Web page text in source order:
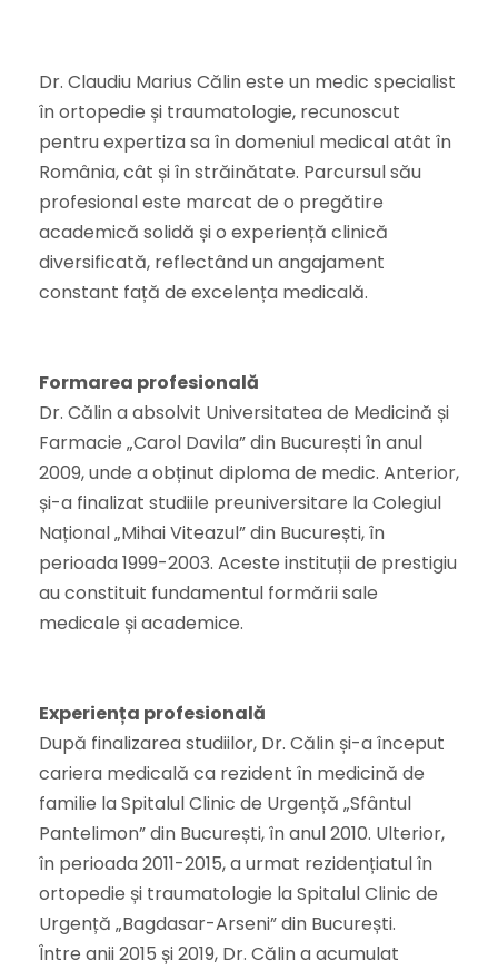
Dr. Claudiu Marius Călin este un medic specialist
în ortopedie și traumatologie, recunoscut
pentru expertiza sa în domeniul medical atât în
România, cât și în străinătate. Parcursul său
profesional este marcat de o pregătire
academică solidă și o experiență clinică
diversificată, reflectând un angajament
constant față de excelența medicală.
Formarea profesională
Dr. Călin a absolvit Universitatea de Medicină și
Farmacie „Carol Davila” din București în anul
2009, unde a obținut diploma de medic. Anterior,
și-a finalizat studiile preuniversitare la Colegiul
Național „Mihai Viteazul” din București, în
perioada 1999-2003. Aceste instituții de prestigiu
au constituit fundamentul formării sale
medicale și academice.
Experiența profesională
După finalizarea studiilor, Dr. Călin și-a început
cariera medicală ca rezident în medicină de
familie la Spitalul Clinic de Urgență „Sfântul
Pantelimon” din București, în anul 2010. Ulterior,
în perioada 2011-2015, a urmat rezidențiatul în
ortopedie și traumatologie la Spitalul Clinic de
Urgență „Bagdasar-Arseni” din București.
Între anii 2015 și 2019, Dr. Călin a acumulat